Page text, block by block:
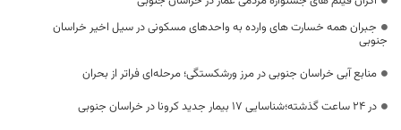
جبران همه خسارت های وارده به واحدهای مسکونی در سیل اخیر خراسان
جنوبی
منابع آبی خراسان جنوبی در مرز ورشکستگی؛ مرحله‌ای فراتر از بحران
در 24 ساعت گذشته؛شناسایی 17 بیمار جدید کرونا در خراسان جنوبی